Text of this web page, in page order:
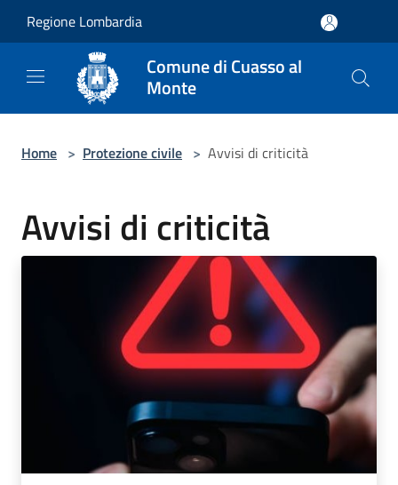
Regione Lombardia
Comune di Cuasso al
Monte
Home > Protezione civile > Avvisi di criticità
Avvisi di criticità